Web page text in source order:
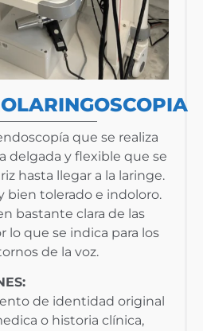
que se realiza
delgada y flexible que se
hasta llegar a la laringe.
bien tolerado e indoloro.
bastante clara de las
lo que se indica para los
de la voz.
de identidad original
o historia clínica,